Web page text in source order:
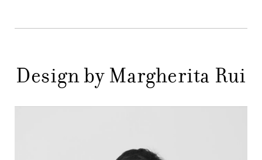
PRINCIPALE
STORE
GIFT
Design by Margherita Rui